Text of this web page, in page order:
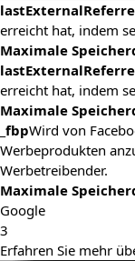
erreicht hat, indem
Maximale
erreicht hat, indem
Maximale
_fbpWird von
Werbeprodukten
Werbetreibender.
Maximale
Google
3
Erfahren Sie mehr